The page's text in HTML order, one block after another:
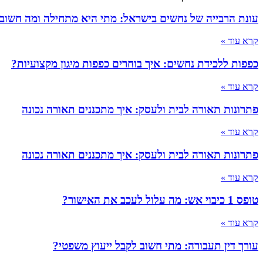
עונת הרבייה של נחשים בישראל: מתי היא מתחילה ומה
קרא עוד »
כפפות ללכידת נחשים: איך בוחרים כפפות מיגון מקצועיות?
קרא עוד »
פתרונות תאורה לבית ולעסק: איך מתכננים תאורה נכונה
קרא עוד »
פתרונות תאורה לבית ולעסק: איך מתכננים תאורה נכונה
קרא עוד »
טופס 1 כיבוי אש: מה עלול לעכב את האישור?
קרא עוד »
עורך דין תעבורה: מתי חשוב לקבל ייעוץ משפטי?